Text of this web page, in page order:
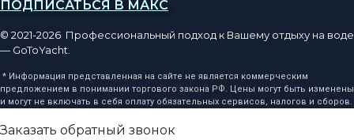
ПОДПИСАТЬСЯ В МАКС
© 2021-2026 Профессиональный подход к Вашему отдыху на воде
— GoToYacht.
* Информация представленная на сайте не является коммерческим
предложением в понимании торгового закона РФ. Цены могут быть изменены
и могут не включать в себя оплату обязательных сервисов, налогов и сборов.
Заказать обратный звонок